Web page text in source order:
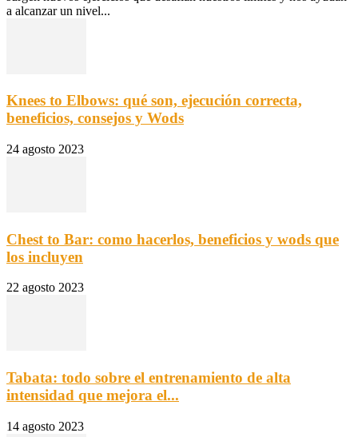
a alcanzar un nivel...
Knees to Elbows: qué son, ejecución correcta,
beneficios, consejos y Wods
24 agosto 2023
Chest to Bar: como hacerlos, beneficios y wods que
los incluyen
22 agosto 2023
Tabata: todo sobre el entrenamiento de alta
intensidad que mejora el...
14 agosto 2023